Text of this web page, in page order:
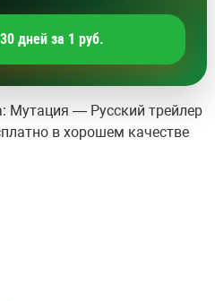
дней за 1 руб.
Мутация — Русский трейлер
в хорошем качестве